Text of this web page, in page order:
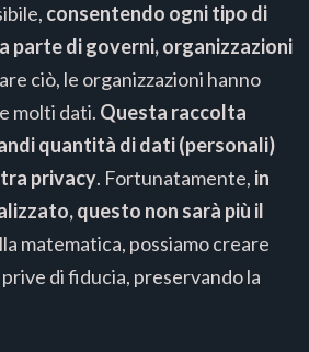
consentendo ogni tipo di
parte di governi, organizzazioni
ciò, le organizzazioni hanno
molti dati. Questa raccolta
quantità di dati (personali)
privacy. Fortunatamente, in
questo non sarà più il
matematica, possiamo creare
di fiducia, preservando la